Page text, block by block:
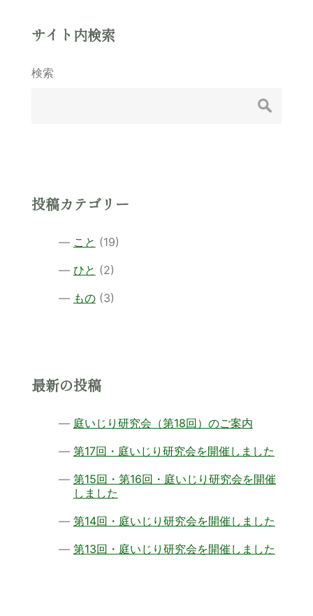
ナ
ゲ
サイト内検索
検索
投稿カテゴリー
こと (19)
ひと (2)
もの(3)
最新の投稿
庭いじり研究会（第18回）のご案内
第17回・庭いじり研究会を開催しました
第15回・第16回・庭いじり研究会を開催
しました
第14回・庭いじり研究会を開催しました
第13回・庭いじり研究会を開催しました